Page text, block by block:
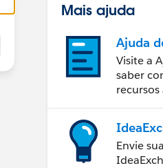
Mais ajuda
Ajuda
Visite a
saber
Envie